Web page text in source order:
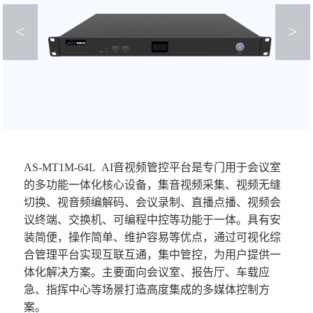
< >
AS-MT1M-64L AI音视频管控平台是专门用于会议室
的多功能一体化核心设备，集音视频采集、视频无缝
切换、视音频编解码、会议录制、直播点播、视频会
议终端、交换机、可编程中控等功能于一体。具有安
装简便，操作简单、维护容易等优点，通过可视化综
合管理平台实现互联互通，集中管控，为用户提供一
体化解决方案。主要面向会议室、报告厅、车载应
急、指挥中心等场景打造高度集成的多媒体控制方
案。